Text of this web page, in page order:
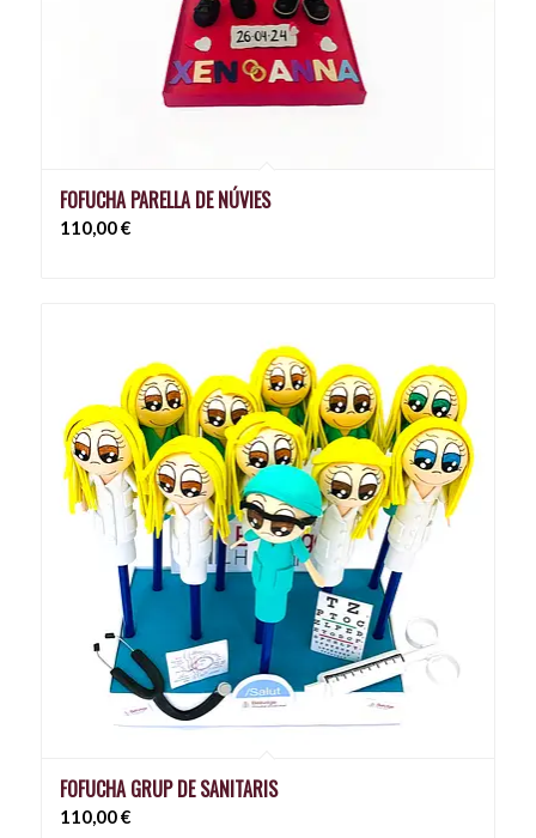
FOFUCHA PARELLA DE NÚVIES
110,00€
FOFUCHA GRUP DE SANITARIS
110,00€